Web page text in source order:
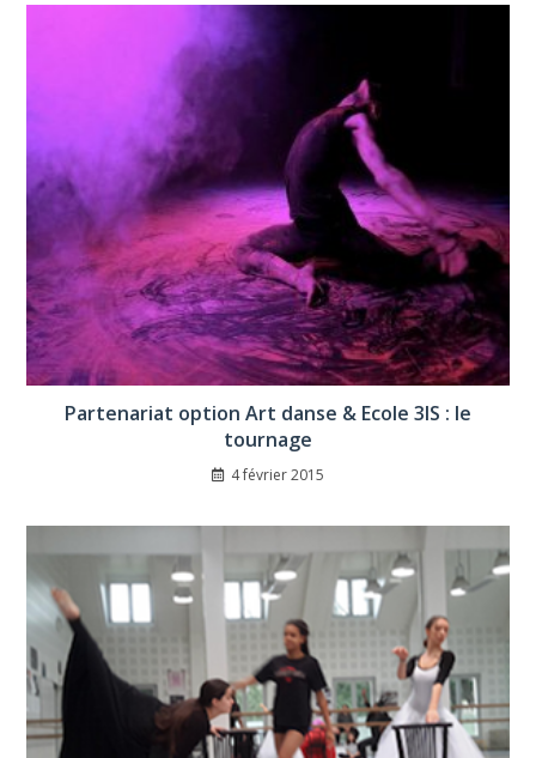
Partenariat option Art danse & Ecole 3IS : le
tournage
4 février 2015